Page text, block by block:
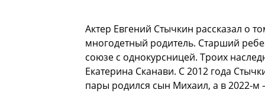
Актер Евгений Стычкин рассказал о
многодетный родитель. Старший
союзе с однокурсницей. Троих
Екатерина Сканави. С 2012 года
пары родился сын Михаил, а в 2022-м